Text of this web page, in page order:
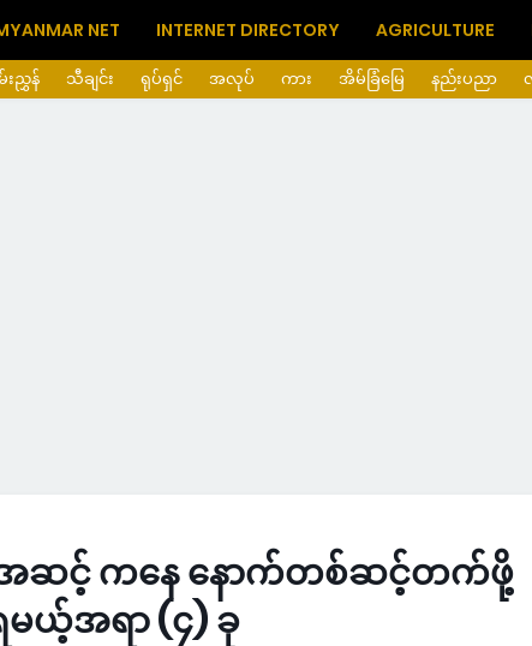
NET INTERNET DIRECTORY AGRICULTURE
ညွှန် သီချင်း ရုပ်ရှင် အလုပ် ကား အိမ်ခြံမြေ နည်းပညာ
အဆင့် ကနေ နောက်တစ်ဆင့်တက်ဖို့
ယ့်အရာ (၄) ခု